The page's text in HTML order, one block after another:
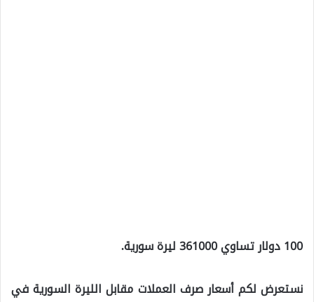
100 دولار تساوي 361000 ليرة سورية.
نستعرض لكم أسعار صرف العملات مقابل الليرة السورية في